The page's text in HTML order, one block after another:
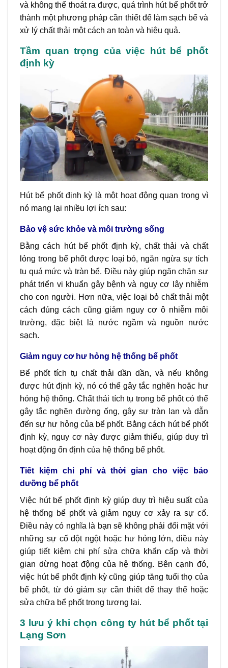
và không thể thoát ra được, quá trình hút bể phốt trở
thành một phương pháp cần thiết để làm sạch bể và
xử lý chất thải một cách an toàn và hiệu quả.
Tầm quan trọng của việc hút bể phốt
định kỳ
Hút bể phốt định kỳ là một hoạt động quan trọng vì
nó mang lại nhiều lợi ích sau:
Bảo vệ sức khỏe và môi trường sống
Bằng cách hút bể phốt định kỳ, chất thải và chất
lỏng trong bể phốt được loại bỏ, ngăn ngừa sự tích
tụ quá mức và tràn bể. Điều này giúp ngăn chặn sự
phát triển vi khuẩn gây bệnh và nguy cơ lây nhiễm
cho con người. Hơn nữa, việc loại bỏ chất thải một
cách đúng cách cũng giảm nguy cơ ô nhiễm môi
trường, đặc biệt là nước ngầm và nguồn nước
sạch.
Giảm nguy cơ hư hỏng hệ thống bể phốt
Bể phốt tích tụ chất thải dần dần, và nếu không
được hút định kỳ, nó có thể gây tắc nghẽn hoặc hư
hỏng hệ thống. Chất thải tích tụ trong bể phốt có thể
gây tắc nghẽn đường ống, gây sự tràn lan và dẫn
đến sự hư hỏng của bể phốt. Bằng cách hút bể phốt
định kỳ, nguy cơ này được giảm thiểu, giúp duy trì
hoạt động ổn định của hệ thống bể phốt.
Tiết kiệm chi phí và thời gian cho việc bảo
dưỡng bể phốt
Việc hút bể phốt định kỳ giúp duy trì hiệu suất của
hệ thống bể phốt và giảm nguy cơ xảy ra sự cố.
Điều này có nghĩa là bạn sẽ không phải đối mặt với
những sự cố đột ngột hoặc hư hỏng lớn, điều này
giúp tiết kiệm chi phí sửa chữa khẩn cấp và thời
gian dừng hoạt động của hệ thống. Bên cạnh đó,
việc hút bể phốt định kỳ cũng giúp tăng tuổi thọ của
bể phốt, từ đó giảm sự cần thiết để thay thế hoặc
sửa chữa bể phốt trong tương lai.
3 lưu ý khi chọn công ty hút bể phốt tại
Lạng Sơn